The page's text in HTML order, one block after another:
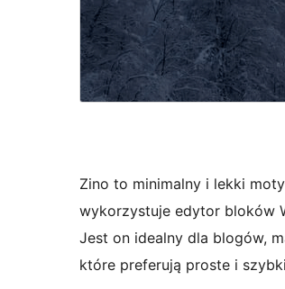
Zino to minimalny i lekki
wykorzystuje edytor bloków
Jest on idealny dla blogów,
które preferują proste i